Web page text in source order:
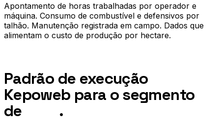
Apontamento de horas trabalhadas por operador e
máquina. Consumo de combustível e defensivos por
talhão. Manutenção registrada em campo. Dados que
alimentam o custo de produção por hectare.
Padrão de execução
Kepoweb para o segmento
de
.